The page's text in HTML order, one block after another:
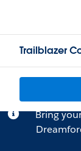
Trailblazer
Bring